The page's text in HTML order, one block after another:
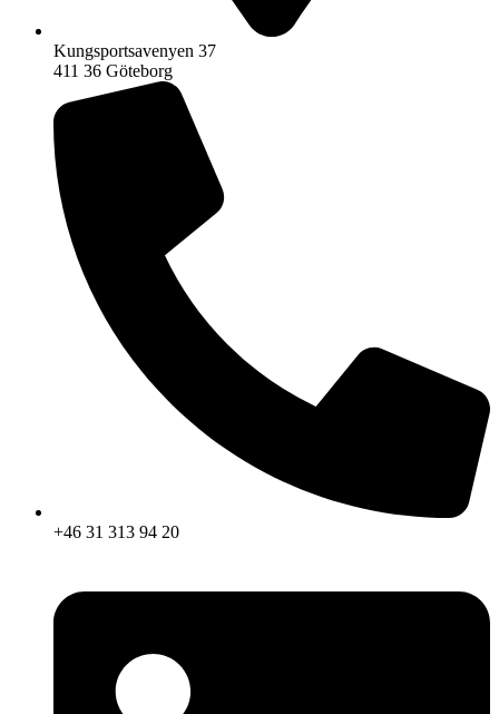
Kungsportsavenyen 37
411 36 Göteborg
+46 31 313 94 20